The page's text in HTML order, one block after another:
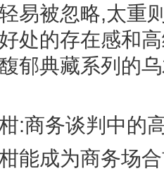
易被忽略,太重
处的存在感和
郁典藏系列的
务谈判中的
成为商务场合